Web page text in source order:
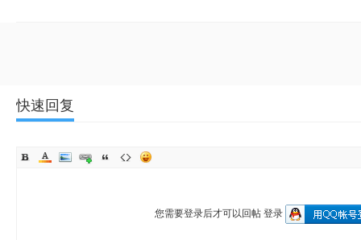
快速回复
您需要登录后才可以回帖 登录